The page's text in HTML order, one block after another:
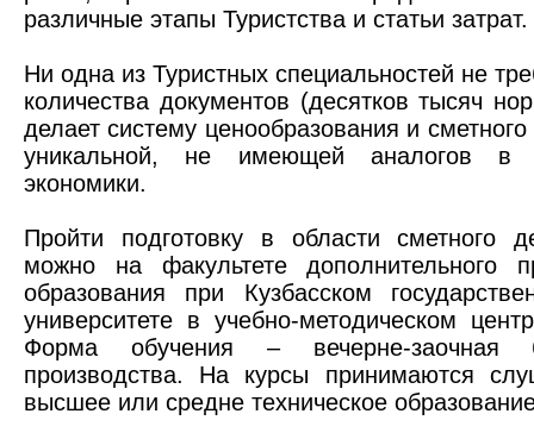
различные этапы Туристства и статьи затрат.
Ни одна из Туристных специальностей не
количества документов (десятков тысяч
делает систему ценообразования и
уникальной, не имеющей аналогов в
экономики.
Пройти подготовку в области сметного
можно на факультете дополнительного
образования при Кузбасском
университете в учебно-методическом
Форма обучения – вечерне-
производства. На курсы принимаются
высшее или средне техническое